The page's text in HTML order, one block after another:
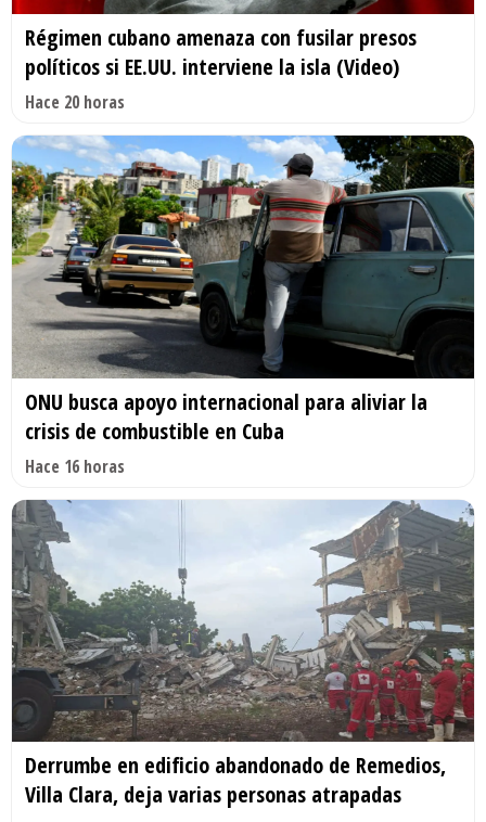
Régimen cubano amenaza con fusilar presos
políticos si EE.UU. interviene la isla (Video)
Hace 20 horas
ONU busca apoyo internacional para aliviar la
crisis de combustible en Cuba
Hace 16 horas
Derrumbe en edificio abandonado de Remedios,
Villa Clara, deja varias personas atrapadas